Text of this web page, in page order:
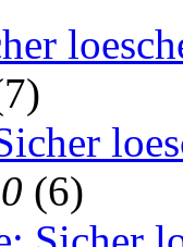
(6)